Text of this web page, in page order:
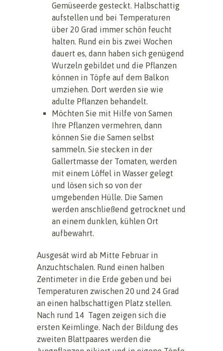
Gemüseerde gesteckt. Halbschattig
aufstellen und bei Temperaturen
über 20 Grad immer schön feucht
halten. Rund ein bis zwei Wochen
dauert es, dann haben sich genügend
Wurzeln gebildet und die Pflanzen
können in Töpfe auf dem Balkon
umziehen. Dort werden sie wie
adulte Pflanzen behandelt.
Möchten Sie mit Hilfe von Samen
Ihre Pflanzen vermehren, dann
können Sie die Samen selbst
sammeln. Sie stecken in der
Gallertmasse der Tomaten, werden
mit einem Löffel in Wasser gelegt
und lösen sich so von der
umgebenden Hülle. Die Samen
werden anschließend getrocknet und
an einem dunklen, kühlen Ort
aufbewahrt.
Ausgesät wird ab Mitte Februar in
Anzuchtschalen. Rund einen halben
Zentimeter in die Erde geben und bei
Temperaturen zwischen 20 und 24 Grad
an einen halbschattigen Platz stellen.
Nach rund 14 Tagen zeigen sich die
ersten Keimlinge. Nach der Bildung des
zweiten Blattpaares werden die